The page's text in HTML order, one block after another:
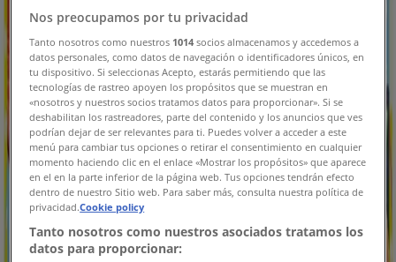
排他的な取引と掘り出し物
明日で期限切れ北見市
新規
平和堂
私たちのお客様のための排他的な取引
8/12 日まで有効
今日で期限切れ
Nos preocupamos por tu privacidad
Tanto nosotros como nuestros 1014 socios almacenamos y accedemos a
datos personales, como datos de navegación o identificadores únicos, en
tu dispositivo. Si seleccionas Acepto, estarás permitiendo que las
tecnologías de rastreo apoyen los propósitos que se muestran en
«nosotros y nuestros socios tratamos datos para proporcionar». Si se
deshabilitan los rastreadores, parte del contenido y los anuncios que ves
podrían dejar de ser relevantes para ti. Puedes volver a acceder a este
menú para cambiar tus opciones o retirar el consentimiento en cualquier
momento haciendo clic en el enlace «Mostrar los propósitos» que aparece
en el en la parte inferior de la página web. Tus opciones tendrán efecto
dentro de nuestro Sitio web. Para saber más, consulta nuestra política de
privacidad.Cookie policy
Tanto nosotros como nuestros asociados tratamos los
datos para proporcionar: